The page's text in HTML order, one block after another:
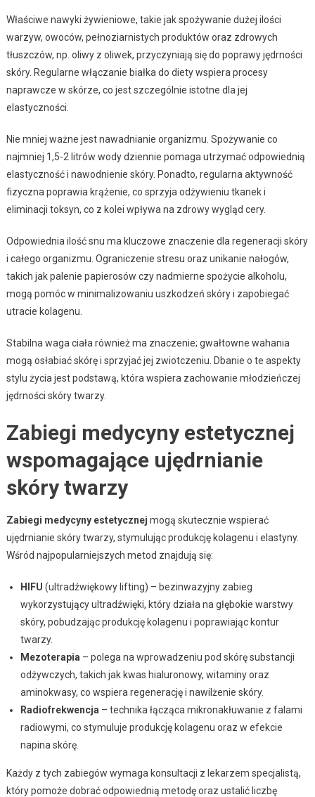
Właściwe nawyki żywieniowe, takie jak spożywanie dużej ilości
warzyw, owoców, pełnoziarnistych produktów oraz zdrowych
tłuszczów, np. oliwy z oliwek, przyczyniają się do poprawy jędrności
skóry. Regularne włączanie białka do diety wspiera procesy
naprawcze w skórze, co jest szczególnie istotne dla jej
elastyczności.
Nie mniej ważne jest nawadnianie organizmu. Spożywanie co
najmniej 1,5-2 litrów wody dziennie pomaga utrzymać odpowiednią
elastyczność i nawodnienie skóry. Ponadto, regularna aktywność
fizyczna poprawia krążenie, co sprzyja odżywieniu tkanek i
eliminacji toksyn, co z kolei wpływa na zdrowy wygląd cery.
Odpowiednia ilość snu ma kluczowe znaczenie dla regeneracji skóry
i całego organizmu. Ograniczenie stresu oraz unikanie nałogów,
takich jak palenie papierosów czy nadmierne spożycie alkoholu,
mogą pomóc w minimalizowaniu uszkodzeń skóry i zapobiegać
utracie kolagenu.
Stabilna waga ciała również ma znaczenie; gwałtowne wahania
mogą osłabiać skórę i sprzyjać jej zwiotczeniu. Dbanie o te aspekty
stylu życia jest podstawą, która wspiera zachowanie młodzieńczej
jędrności skóry twarzy.
Zabiegi medycyny estetycznej
wspomagające ujędrnianie
skóry twarzy
Zabiegi medycyny estetycznej mogą skutecznie wspierać
ujędrnianie skóry twarzy, stymulując produkcję kolagenu i elastyny.
Wśród najpopularniejszych metod znajdują się:
HIFU (ultradźwiękowy lifting) – bezinwazyjny zabieg
wykorzystujący ultradźwięki, który działa na głębokie warstwy
skóry, pobudzając produkcję kolagenu i poprawiając kontur
twarzy.
Mezoterapia – polega na wprowadzeniu pod skórę substancji
odżywczych, takich jak kwas hialuronowy, witaminy oraz
aminokwasy, co wspiera regenerację i nawilżenie skóry.
Radiofrekwencja – technika łącząca mikronakłuwanie z falami
radiowymi, co stymuluje produkcję kolagenu oraz w efekcie
napina skórę.
Każdy z tych zabiegów wymaga konsultacji z lekarzem specjalistą,
który pomoże dobrać odpowiednią metodę oraz ustalić liczbę